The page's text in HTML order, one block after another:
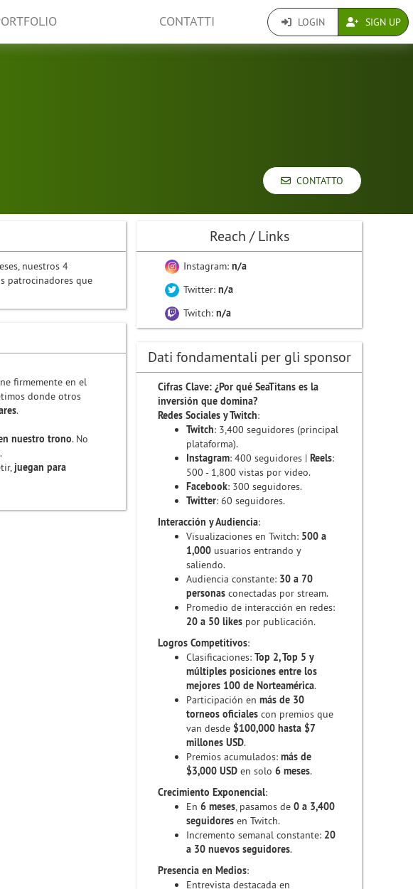
CONTATTI LOGIN SIGN UP
CONTATTO
nuestros 4
patrocinadores que
firmemente en el
donde otros
.
nuestro trono. No
.
juegan para
Reach / Links
Instagram:n/a
Twitter:n/a
Twitch:n/a
Dati fondamentali per gli sponsor
Cifras Clave: ¿Por qué SeaTitans es la
inversión que domina?
Redes Sociales y Twitch:
Twitch: 3,400 seguidores (principal
plataforma).
Instagram: 400 seguidores |Reels:
500 - 1,800 vistas por video.
Facebook: 300 seguidores.
Twitter: 60 seguidores.
Interacción y Audiencia:
Visualizaciones en Twitch: 500 a
1,000 usuarios entrando y
saliendo.
Audiencia constante: 30 a 70
personas conectadas por stream.
Promedio de interacción en redes:
20 a 50 likes por publicación.
Logros Competitivos:
Clasificaciones:Top 2, Top 5 y
múltiples posiciones entre los
mejores 100 de Norteamérica.
Participación enmás de 30
torneos oficiales con premios que
van desde $100,000 hasta $7
millones USD.
Premios acumulados:más de
$3,000 USD en solo6 meses.
Crecimiento Exponencial:
En6 meses, pasamos de0 a 3,400
seguidores en Twitch.
Incremento semanal constante: 20
a 30 nuevos seguidores.
Presencia en Medios:
Entrevista destacada en